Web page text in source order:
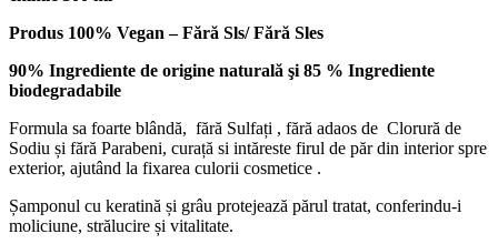
Produs 100% Vegan –Fără Sls/ Fără Sles
90% Ingrediente de origine naturală şi 85 % Ingrediente
biodegradabile
Formula sa foarte blândă, fără Sulfați , fără adaos de Clorură de
Sodiu și fără Parabeni, curață si intăreste firul de păr din interior spre
exterior, ajutând la fixarea culorii cosmetice .
Șamponul cu keratină și grâu protejează părul tratat, conferindu-i
moliciune, strălucire și vitalitate.